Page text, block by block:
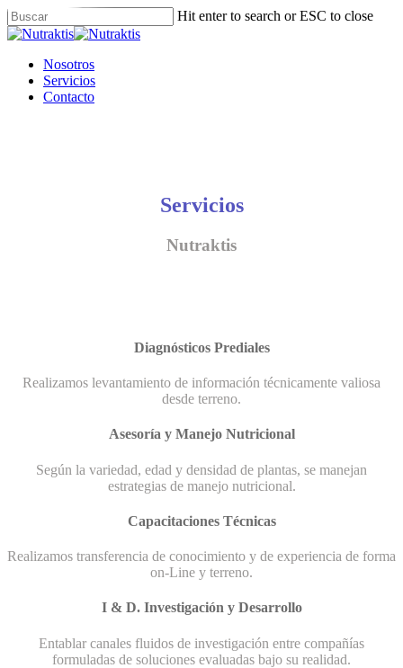
Skip
to
content
Hit enter to search or ESC to close
Close
Menu
Nosotros
Servicios
Contacto
Servicios
Nutraktis
Diagnósticos Prediales
Realizamos levantamiento de información técnicamente valiosa
desde terreno.
Asesoría y Manejo Nutricional
Según la variedad, edad y densidad de plantas, se manejan
estrategias de manejo nutricional.
Capacitaciones Técnicas
Realizamos transferencia de conocimiento y de experiencia de forma
on-Line y terreno.
I & D. Investigación y Desarrollo
Entablar canales fluidos de investigación entre compañías
formuladas de soluciones evaluadas bajo su realidad.